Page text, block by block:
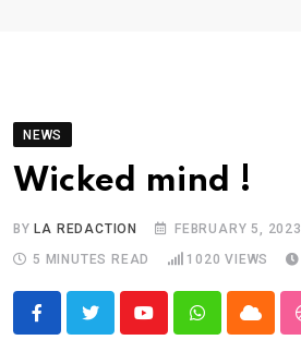
NEWS
Wicked mind !
BYLA REDACTION FEBRUARY 5, 2023
5 MINUTES READ
1020 VIEWS
YoutubeWhatsappCloud